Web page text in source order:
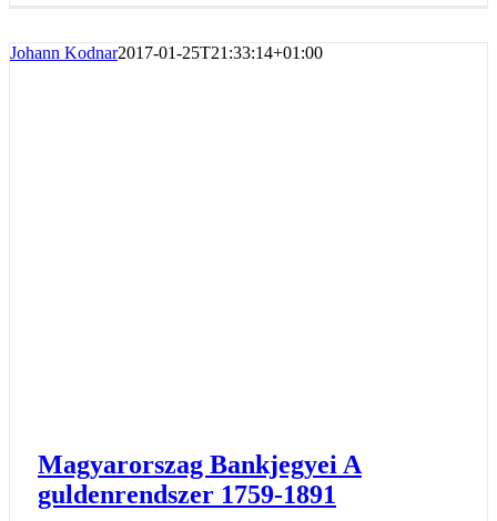
Johann Kodnar2017-01-25T21:33:14+01:00
Magyarorszag Bankjegyei A
guldenrendszer 1759-1891